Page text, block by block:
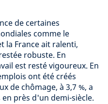
de certaines
comme le
la France ait ralenti,
robuste. En
est resté vigoureux. En
ont été créés
de chômage, à 3,7 %, a
près d'un demi-siècle.